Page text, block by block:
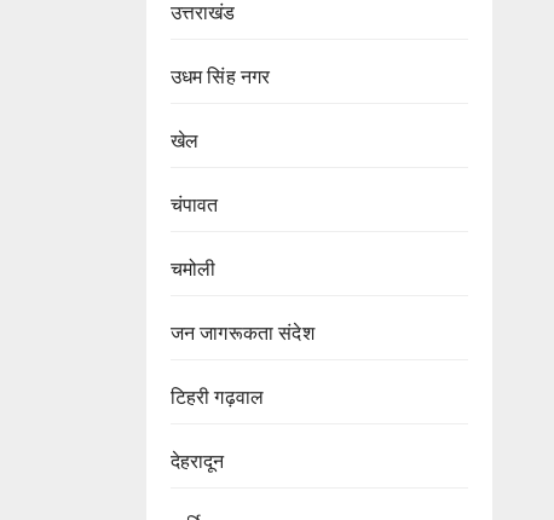
उत्तराखंड
उधम सिंह नगर
खेल
चंपावत
चमोली
जन जागरूकता संदेश
टिहरी गढ़वाल
देहरादून